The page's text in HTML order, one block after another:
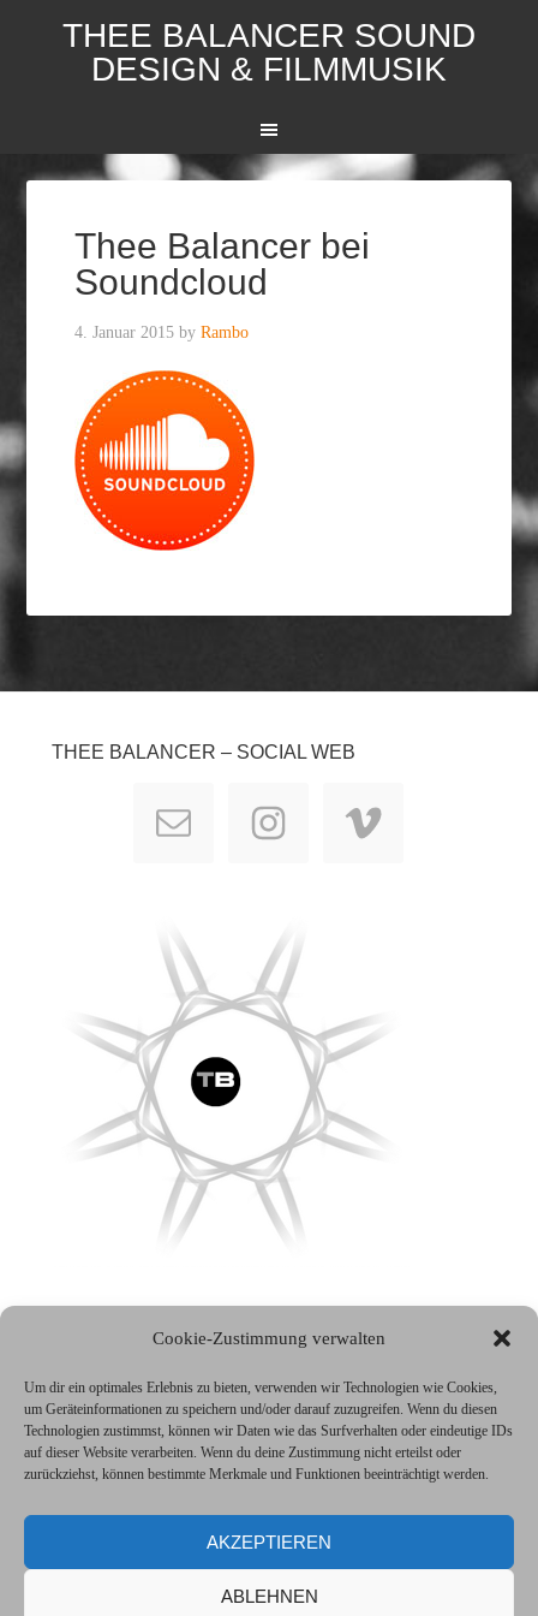
Cookie-Zustimmung verwalten
Um dir ein optimales Erlebnis zu bieten, verwenden wir Technologien wie Cookies,
um Geräteinformationen zu speichern und/oder darauf zuzugreifen. Wenn du diesen
Technologien zustimmst, können wir Daten wie das Surfverhalten oder eindeutige IDs
auf dieser Website verarbeiten. Wenn du deine Zustimmung nicht erteilst oder
zurückziehst, können bestimmte Merkmale und Funktionen beeinträchtigt werden.
AKZEPTIEREN
ABLEHNEN
THEE BALANCER SOUND
DESIGN & FILMMUSIK
Thee Balancer bei
Soundcloud
4. Januar 2015 byRambo
THEE BALANCER – SOCIAL WEB
Impressum
Datenschutzerklärung